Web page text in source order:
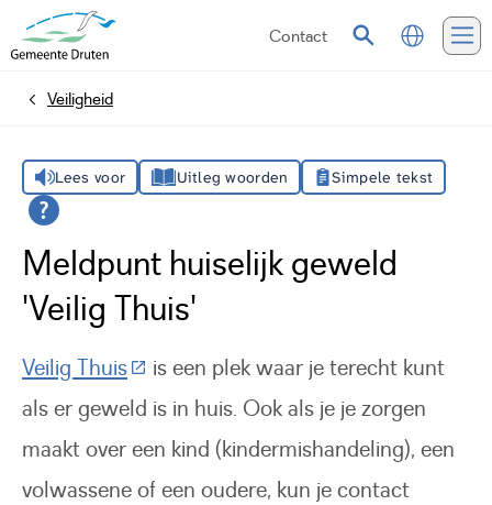
Contact
ZoekenVertalen
HomeVeiligheid
Lees voor Uitleg woorden Simpele tekst
Meldpunt huiselijk geweld
'Veilig Thuis'
Veilig Thuis(Deze link gaat naar een externe
is een plek waar je terecht kunt
als er geweld is in huis. Ook als je je zorgen
maakt over een kind (kindermishandeling), een
volwassene of een oudere, kun je contact